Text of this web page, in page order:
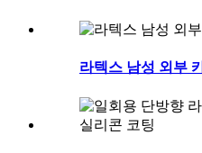
라텍스 남성 외부